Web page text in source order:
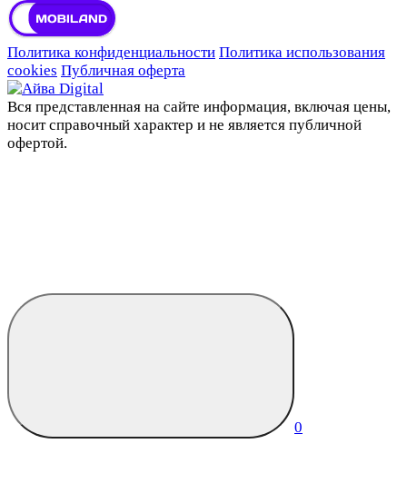
Политика конфиденциальности Политика использования
cookies Публичная оферта
Вся представленная на сайте информация, включая цены,
носит справочный характер и не является публичной
офертой.
0